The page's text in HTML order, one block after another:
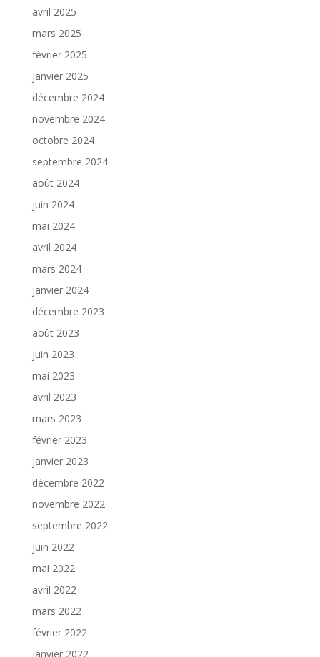
avril 2025
mars 2025
février 2025
janvier 2025
décembre 2024
novembre 2024
octobre 2024
septembre 2024
août 2024
juin 2024
mai 2024
avril 2024
mars 2024
janvier 2024
décembre 2023
août 2023
juin 2023
mai 2023
avril 2023
mars 2023
février 2023
janvier 2023
décembre 2022
novembre 2022
septembre 2022
juin 2022
mai 2022
avril 2022
mars 2022
février 2022
janvier 2022